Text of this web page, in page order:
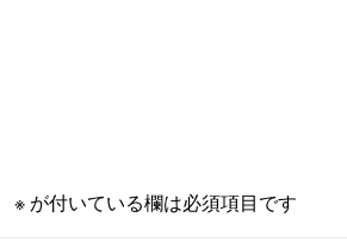
※ が付いている欄は必須項目です